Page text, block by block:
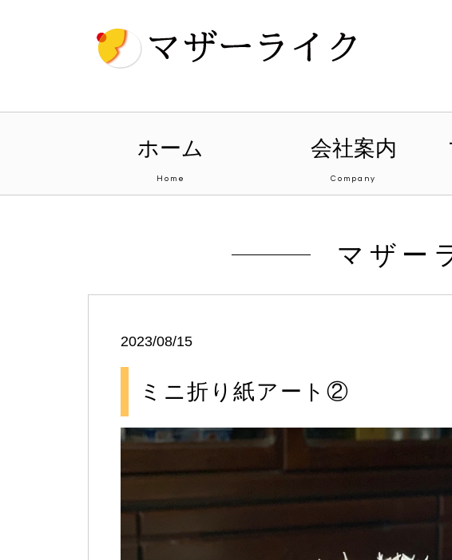
ホーム
Home
会社案内
Company
マザー
2023/08/15
ミニ折り紙アート②